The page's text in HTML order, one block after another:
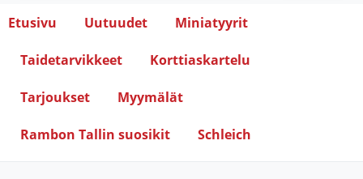
Etusivu Uutuudet Miniatyyrit
Taidetarvikkeet Korttiaskartelu
Tarjoukset Myymälät
Rambon Tallin suosikit Schleich